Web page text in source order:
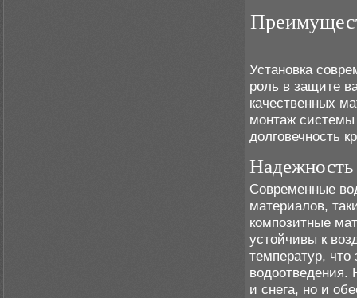
Установка
роль в защите
качественных
монтаж системы
долговечность
Надежность
Современные
материалов,
композитные
устойчивы к
температур,
водоотведения.
и снега, но и